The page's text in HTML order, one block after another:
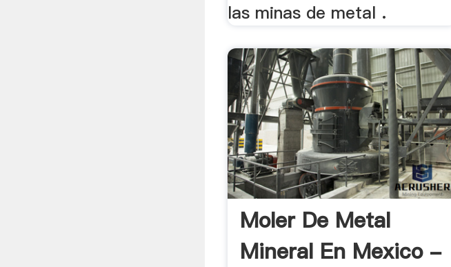
las minas de metal .
Moler De Metal
Mineral En Mexico -